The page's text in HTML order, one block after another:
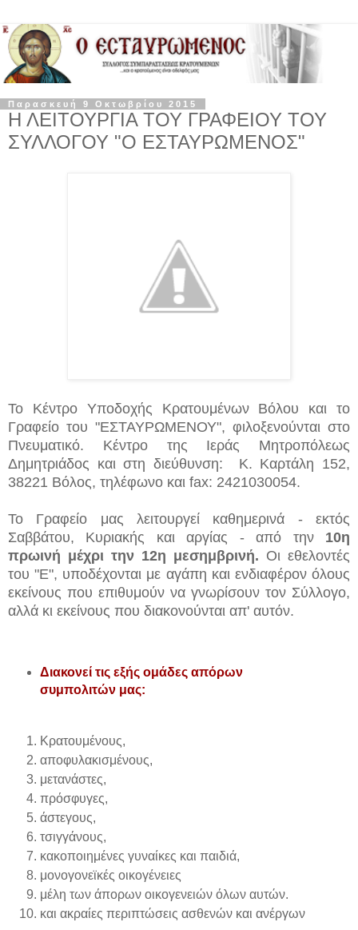
Παρασκευή 9 Οκτωβρίου 2015
Η ΛΕΙΤΟΥΡΓΙΑ ΤΟΥ ΓΡΑΦΕΙΟΥ ΤΟΥ
ΣΥΛΛΟΓΟΥ "Ο ΕΣΤΑΥΡΩΜΕΝΟΣ"
Το Κέντρο Υποδοχής Κρατουμένων Βόλου και το
Γραφείο του "ΕΣΤΑΥΡΩΜΕΝΟΥ", φιλοξενούνται στο
Πνευματικό. Κέντρο της Ιεράς Μητροπόλεως
Δημητριάδος και στη διεύθυνση: Κ. Καρτάλη 152,
38221 Βόλος, τηλέφωνο και fax: 2421030054.
Το Γραφείο μας λειτουργεί καθημερινά - εκτός
Σαββάτου, Κυριακής και αργίας - από την 10η
πρωινή μέχρι την 12η μεσημβρινή. Οι εθελοντές
του "Ε", υποδέχονται με αγάπη και ενδιαφέρον όλους
εκείνους που επιθυμούν να γνωρίσουν τον Σύλλογο,
αλλά κι εκείνους που διακονούνται απ' αυτόν.
Διακονεί τις εξής ομάδες απόρων
συμπολιτών μας:
Κρατουμένους,
αποφυλακισμένους,
μετανάστες,
πρόσφυγες,
άστεγους,
τσιγγάνους,
κακοποιημένες γυναίκες και παιδιά,
μονογονεϊκές οικογένειες
μέλη των άπορων οικογενειών όλων αυτών.
και ακραίες περιπτώσεις ασθενών και ανέργων